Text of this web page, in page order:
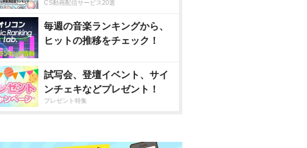
CS動画配信サービス20選
毎週の音楽ランキングから、
ヒットの推移をチェック！
試写会、登壇イベント、サイ
ンチェキなどプレゼント！
プレゼント特集